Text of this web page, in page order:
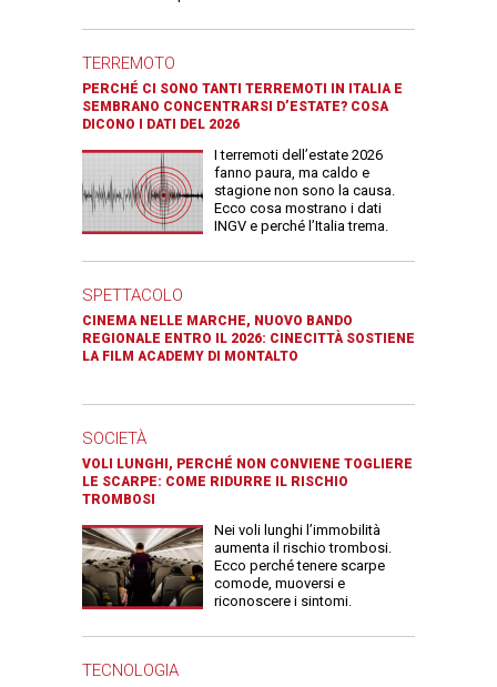
TERREMOTO
PERCHÉ CI SONO TANTI TERREMOTI IN ITALIA E
SEMBRANO CONCENTRARSI D’ESTATE? COSA
DICONO I DATI DEL 2026
I terremoti dell’estate 2026
fanno paura, ma caldo e
stagione non sono la causa.
Ecco cosa mostrano i dati
INGV e perché l’Italia trema.
SPETTACOLO
CINEMA NELLE MARCHE, NUOVO BANDO
REGIONALE ENTRO IL 2026: CINECITTÀ SOSTIENE
LA FILM ACADEMY DI MONTALTO
SOCIETÀ
VOLI LUNGHI, PERCHÉ NON CONVIENE TOGLIERE
LE SCARPE: COME RIDURRE IL RISCHIO
TROMBOSI
Nei voli lunghi l’immobilità
aumenta il rischio trombosi.
Ecco perché tenere scarpe
comode, muoversi e
riconoscere i sintomi.
TECNOLOGIA